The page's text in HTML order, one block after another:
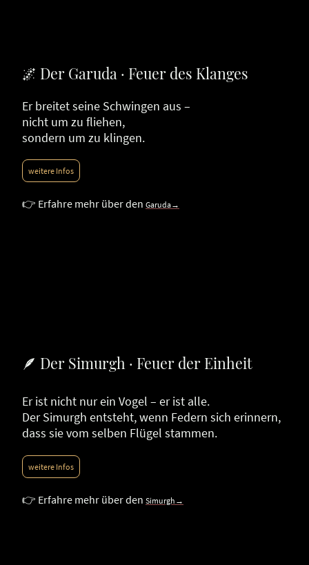
🌌 Der Garuda · Feuer des Klanges
Er breitet seine Schwingen aus –
nicht um zu fliehen,
sondern um zu klingen.
weitere Infos
👉 Erfahre mehr über den Garuda→
🪶 Der Simurgh · Feuer der Einheit
Er ist nicht nur ein Vogel – er ist alle.
Der Simurgh entsteht, wenn Federn sich erinnern,
dass sie vom selben Flügel stammen.
weitere Infos
👉 Erfahre mehr über den Simurgh→